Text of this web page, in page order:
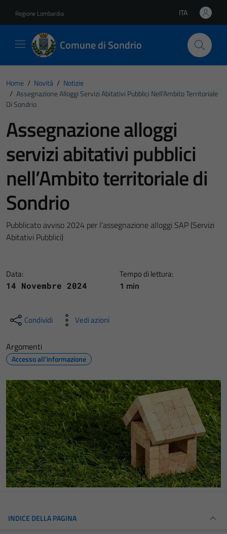
Regione Lombardia Lingua attiva:
ITA
Comune di Sondrio
Home / Novità / Notizie
/ Assegnazione Alloggi Servizi Abitativi Pubblici Nell’Ambito Territoriale
Di Sondrio
Assegnazione alloggi
servizi abitativi pubblici
nell’Ambito territoriale di
Sondrio
Pubblicato avviso 2024 per l’assegnazione alloggi SAP (Servizi
Abitativi Pubblici)
Data:
14 Novembre 2024
Tempo di lettura:
1 min
Condividi Vedi azioni
Argomenti
Accesso all'informazione
INDICE DELLA PAGINA